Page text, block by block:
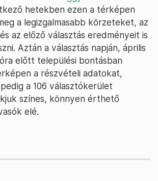
hetekben ezen a térképen
a legizgalmasabb körzeteket, az
az előző választás eredményeit is
Aztán a választás napján, április
előtt települési bontásban
a részvételi adatokat,
a 106 választókerület
színes, könnyen érthető
elé.